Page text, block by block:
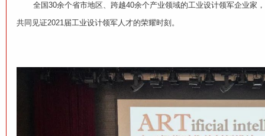
全国30余个省市地区、跨越40余个产业领域的工业设计领军企业家
共同见证2021届工业设计领军人才的荣耀时刻。